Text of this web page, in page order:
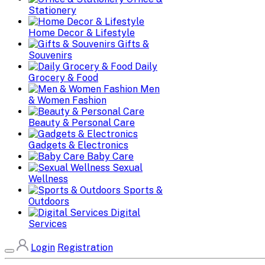
Stationery
Home Decor & Lifestyle
Gifts &
Souvenirs
Daily
Grocery & Food
Men
& Women Fashion
Beauty & Personal Care
Gadgets & Electronics
Baby Care
Sexual
Wellness
Sports &
Outdoors
Digital
Services
Login Registration